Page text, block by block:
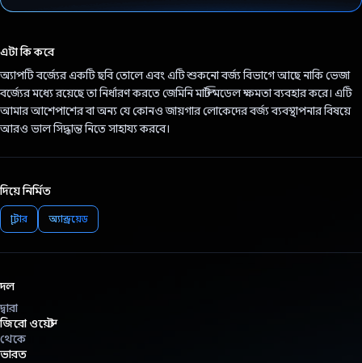
এটা কি করে
অ্যাপটি বর্জ্যের একটি ছবি তোলে এবং এটি শুকনো বর্জ্য বিভাগে আছে নাকি ভেজা
বর্জ্যের মধ্যে রয়েছে তা নির্ধারণ করতে জেমিনি মাল্টি মডেল ক্ষমতা ব্যবহার করে। এটি
আমার আশেপাশের বা অন্য যে কোনও জায়গার লোকেদের বর্জ্য ব্যবস্থাপনার বিষয়ে
আরও ভাল সিদ্ধান্ত নিতে সাহায্য করবে।
দিয়ে নির্মিত
ফ্লাটার অ্যান্ড্রয়েড
দল
দ্বারা
জিরো ওয়েস্ট
থেকে
ভারত